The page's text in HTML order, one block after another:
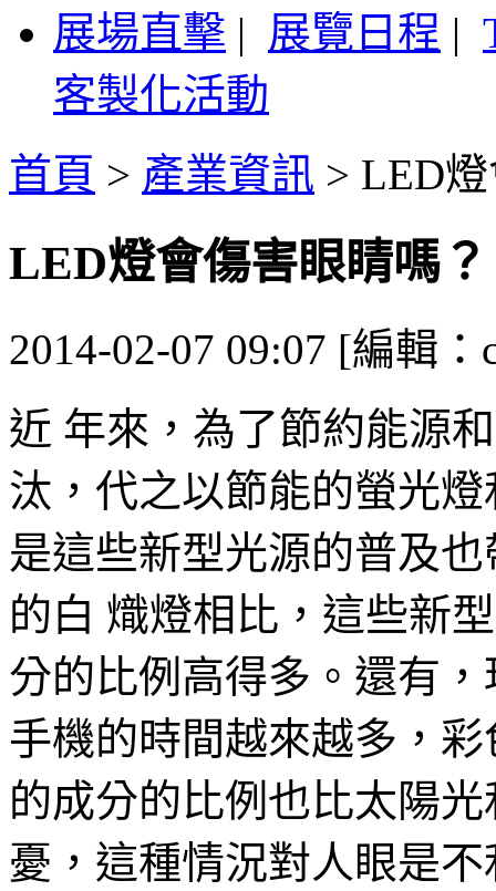
展場直擊 | 展覽日程 |
客製化活動
首頁 > 產業資訊 > LED
LED燈會傷害眼睛嗎？
2014-02-07 09:07 [編輯：
近 年來，為了節約能源
汰，代之以節能的螢光
是這些新型光源的普及
的白 熾燈相比，這些新
分的比例高得多。還有
手機的時間越來越多，
的成分的比例也比太陽
憂，這種情況對人眼是不